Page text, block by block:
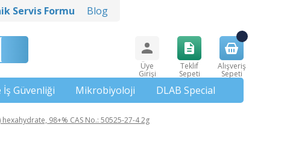
Servis Formu Blog
Üye
Girişi
Teklif
Sepeti
Alışveriş
Sepeti
Güvenliği Mikrobiyoloji DLAB Special
98+% CAS No.: 50525-27-4 2g